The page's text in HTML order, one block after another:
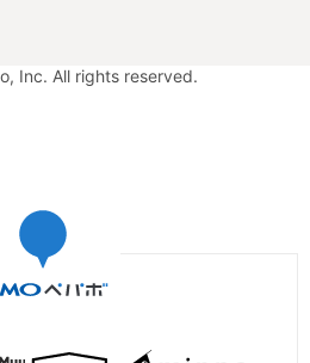
Inc. All rights reserved.